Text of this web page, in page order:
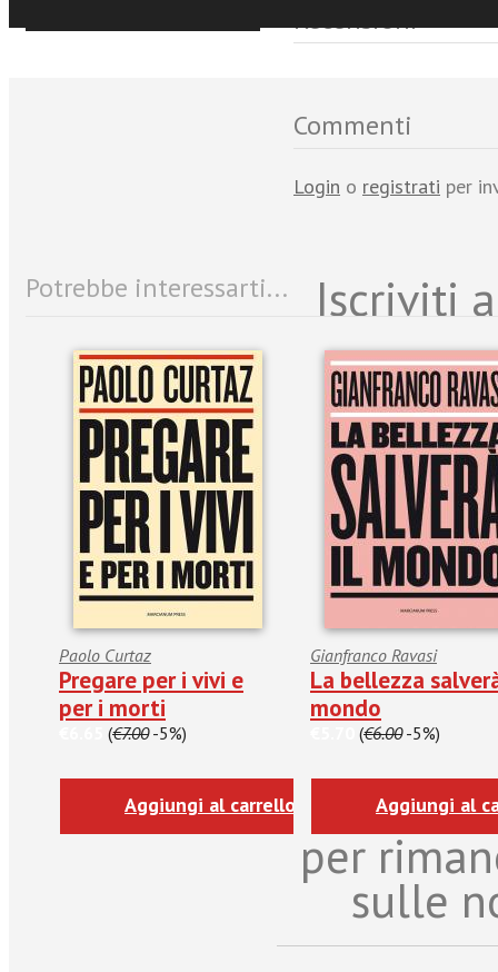
Recensioni
Commenti
Login o registrati per
Potrebbe interessarti...
Paolo Curtaz
Pregare per i vivi e
per i morti
(€7.00-5%)
Aggiungi al carrello
Gianfranco Ravasi
La bellezza
mondo
(€6.00-5%)
Aggiungi al
Iscriviti
per
sulle